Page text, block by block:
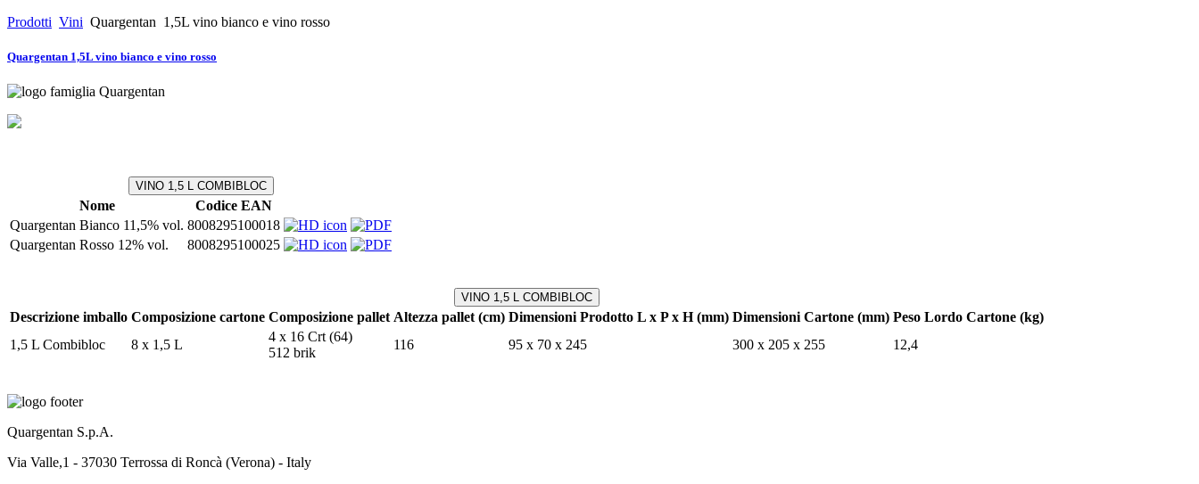
Prodotti Vini Quargentan 1,5L vino bianco e vino rosso
Quargentan 1,5L vino bianco e vino rosso
VINO 1,5 L COMBIBLOC
Nome
Codice EAN
Quargentan Bianco 11,5% vol. 8008295100018
Quargentan Rosso 12% vol.
8008295100025
VINO 1,5 L COMBIBLOC
Descrizione imballo Composizione cartone Composizione pallet Altezza pallet (cm) Dimensioni Prodotto L x P x H (mm) Dimensioni Cartone (mm) Peso Lordo Cartone (kg)
1,5 L Combibloc
8 x 1,5 L
4 x 16 Crt (64)
512 brik
116 95 x 70 x 245 300 x 205 x 255 12,4
Quargentan S.p.A.
Via Valle,1 - 37030 Terrossa di Roncà (Verona) - Italy